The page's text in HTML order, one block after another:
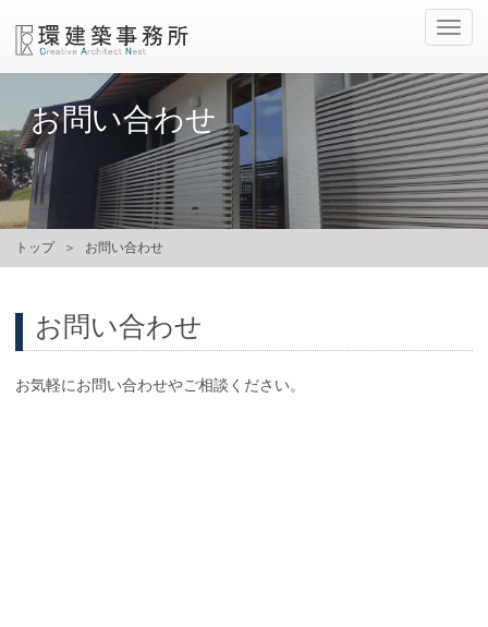
ナ
ビ
ゲ
ー
シ
ョ
ン
の
切
替
お問い合わせ
トップ お問い合わせ
お問い合わせ
お気軽にお問い合わせやご相談ください。